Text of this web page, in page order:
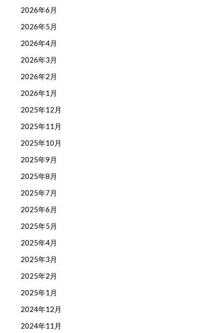
2026年6月
2026年5月
2026年4月
2026年3月
2026年2月
2026年1月
2025年12月
2025年11月
2025年10月
2025年9月
2025年8月
2025年7月
2025年6月
2025年5月
2025年4月
2025年3月
2025年2月
2025年1月
2024年12月
2024年11月